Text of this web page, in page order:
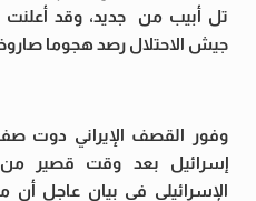
تل أبيب من جديد، وقد أعلنت
جيش الاحتلال رصد هجوما
وفور القصف الإيراني دوت
إسرائيل بعد وقت قصير
الإسرائيلي في بيان عاجل